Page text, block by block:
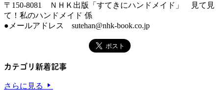
〒150-8081 ＮＨＫ出版「すてきにハンドメイド」 見て見
て！私のハンドメイド 係
●メールアドレス sutehan@nhk-book.co.jp
カテゴリ新着記事
さらに見る